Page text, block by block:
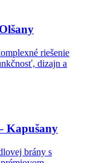
Kapušany